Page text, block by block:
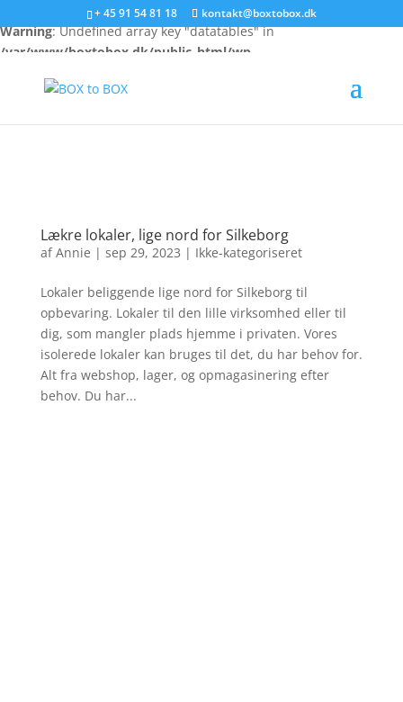
Warning: Undefined array key "datatables" in
/var/www/boxtobox.dk/public_html/wp-
on line249
+ 45 91 54 81 18 kontakt@boxtobox.dk
Lækre lokaler, lige nord for Silkeborg
afAnnie | sep 29, 2023 | Ikke-kategoriseret
Lokaler beliggende lige nord for Silkeborg til
opbevaring. Lokaler til den lille virksomhed eller til
dig, som mangler plads hjemme i privaten. Vores
isolerede lokaler kan bruges til det, du har behov for.
Alt fra webshop, lager, og opmagasinering efter
behov. Du har...